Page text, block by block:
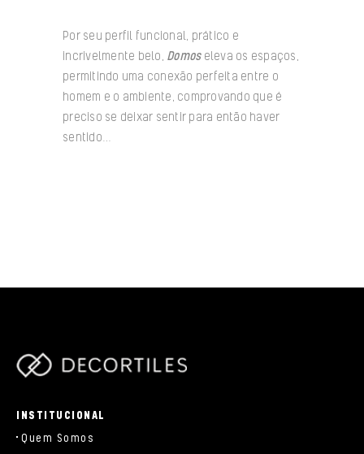
Por seu perfil funcional, prático e
incrivelmente belo, Domoseleva os espaços,
permitindo uma conexão perfeita entre o
homem e o ambiente, comprovando que é
preciso se deixar sentir para então haver
sentido…
INSTITUCIONAL
Quem Somos